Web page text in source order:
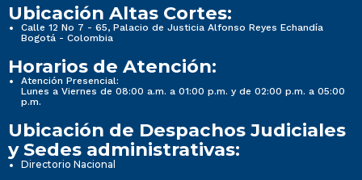
Ubicación Altas Cortes:
Calle 12 No 7 - 65, Palacio de Justicia Alfonso Reyes Echandía
Bogotá - Colombia
Horarios de Atención:
Atención Presencial:
Lunes a Viernes de 08:00 a.m. a 01:00 p.m. y de 02:00 p.m. a 05:00
p.m.
Ubicación de Despachos Judiciales
y Sedes administrativas:
Directorio Nacional